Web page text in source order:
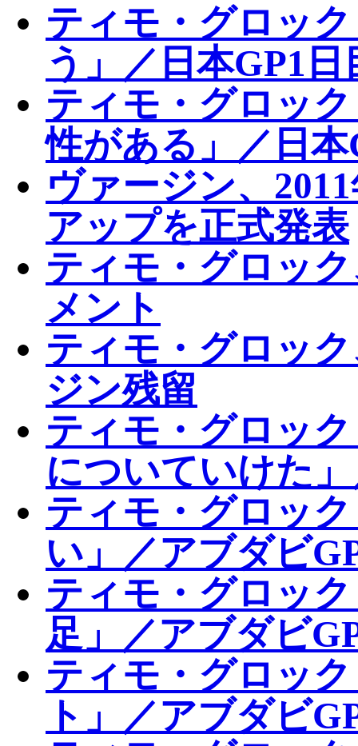
ティモ・グロッ
う」／日本GP1日
ティモ・グロッ
性がある」／日
ヴァージン、
アップを正式発表
ティモ・グロッ
メント
ティモ・グロッ
ジン残留
ティモ・グロッ
についていけた
ティモ・グロッ
い」／アブダビ
ティモ・グロッ
足」／アブダビ
ティモ・グロッ
ト」／アブダビ